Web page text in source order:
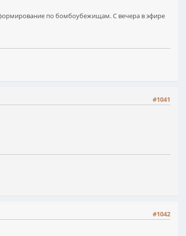
по бомбоубежищам. С вечера в эфире
#1041
#1042